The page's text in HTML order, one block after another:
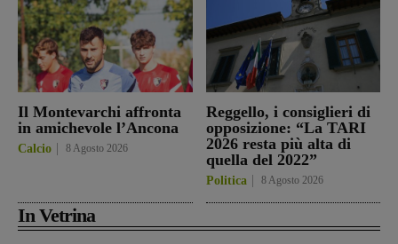
Il Montevarchi affronta
in amichevole l’Ancona
Calcio 8 Agosto 2026
Reggello, i consiglieri di
opposizione: “La TARI
2026 resta più alta di
quella del 2022”
Politica 8 Agosto 2026
In Vetrina